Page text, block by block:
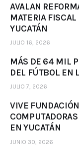
AVALAN
MATERIA
YUCATÁN
JULIO 16, 2026
MÁS DE 64 MIL
DEL FÚTBOL EN
JULIO 7, 2026
VIVE
EN YUCATÁN
JUNIO 30, 2026